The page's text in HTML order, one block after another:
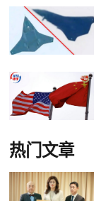
热门文章